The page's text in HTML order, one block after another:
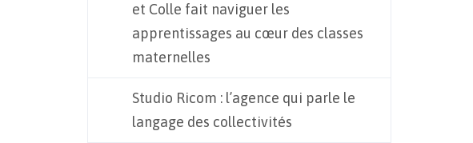
et Colle fait naviguer les
apprentissages au cœur des classes
maternelles
Studio Ricom : l’agence qui parle le
langage des collectivités